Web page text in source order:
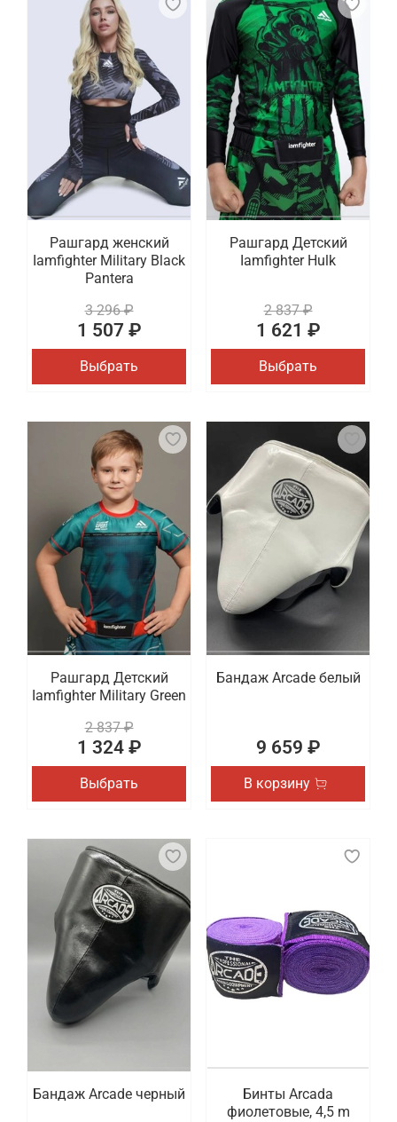
Рашгард женский
Iamfighter Military Black
Pantera
3 296 ₽
1 507 ₽
Выбрать
Рашгард Детский
Iamfighter Hulk
2 837 ₽
1 621 ₽
Выбрать
Рашгард Детский
Iamfighter Military Green
2 837 ₽
1 324 ₽
Выбрать
Бандаж Arcade белый
9 659 ₽
В корзину
Бандаж Arcade черный
Бинты Arcada
фиолетовые, 4,5 m